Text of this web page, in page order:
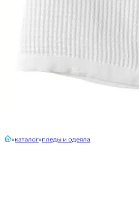
главнаякаталог пледы и одеяла